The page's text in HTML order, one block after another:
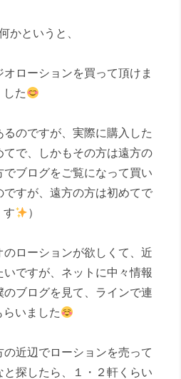
かというと、
ローションを買って頂けま
した
のですが、実際に購入した
てで、しかもその方は遠方の
ブログをご覧になって買い
ですが、遠方の方は初めてで
す
）
ローションが欲しくて、近
ですが、ネットに中々情報
ブログを見て、ラインで連
らいました
近辺でローションを売って
と探したら、１・２軒くらい